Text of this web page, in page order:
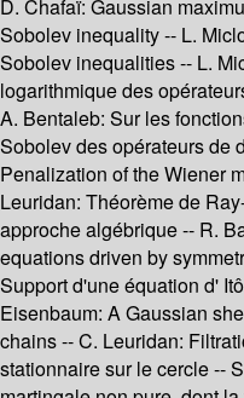
D. Chafaï: Gaussian
Sobolev inequality -- L.
Sobolev inequalities -- L.
logarithmique des
A. Bentaleb: Sur les
Sobolev des opérateurs de
Penalization of the Wiener
Leuridan: Théorème de
approche algébrique -- R.
equations driven by
Support d'une équation d'
Eisenbaum: A Gaussian
chains -- C. Leuridan:
stationnaire sur le cercle --